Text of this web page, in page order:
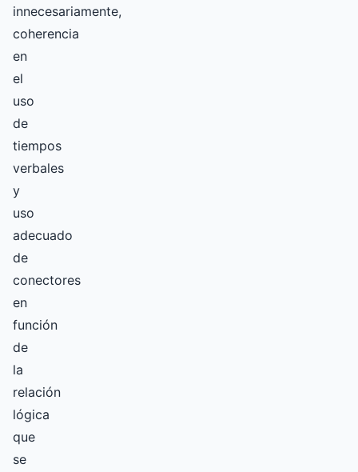
innecesariamente,
coherencia
en
el
uso
de
tiempos
verbales
y
uso
adecuado
de
conectores
en
función
de
la
relación
lógica
que
se